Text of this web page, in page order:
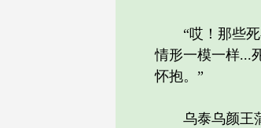
“哎！那些死
情形一模一样...
怀抱。”
乌泰乌颜王蒲